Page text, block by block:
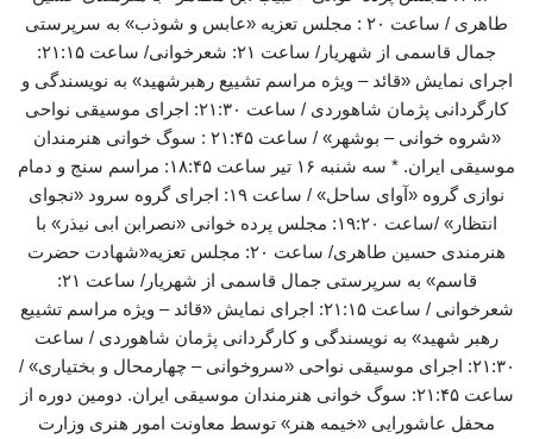
طاهری / ساعت ۲۰ : مجلس تعزیه «عابس و شوذب» به سرپرستی
جمال قاسمی از شهریار/ ساعت ۲۱: شعرخوانی/ ساعت ۲۱:۱۵:
اجرای نمایش «قائد – ویژه مراسم تشییع رهبرشهید» به نویسندگی و
کارگردانی پژمان شاهوردی / ساعت ۲۱:۳۰: اجرای موسیقی نواحی
«شروه خوانی – بوشهر» / ساعت ۲۱:۴۵ : سوگ خوانی هنرمندان
موسیقی ایران. * سه شنبه ۱۶ تیر ساعت ۱۸:۴۵: مراسم سنج و دمام
نوازی گروه «آوای ساحل» / ساعت ۱۹: اجرای گروه سرود «نجوای
انتظار» /ساعت ۱۹:۲۰: مجلس پرده خوانی «نصرابن ابی نیذر» با
هنرمندی حسین طاهری/ ساعت ۲۰: مجلس تعزیه«شهادت حضرت
قاسم» به سرپرستی جمال قاسمی از شهریار/ ساعت ۲۱:
شعرخوانی / ساعت ۲۱:۱۵: اجرای نمایش «قائد – ویژه مراسم تشییع
رهبر شهید» به نویسندگی و کارگردانی پژمان شاهوردی / ساعت
۲۱:۳۰: اجرای موسیقی نواحی «سروخوانی – چهارمحال و بختیاری» /
ساعت ۲۱:۴۵: سوگ خوانی هنرمندان موسیقی ایران. دومین دوره از
محفل عاشورایی «خیمه هنر» توسط معاونت امور هنری وزارت